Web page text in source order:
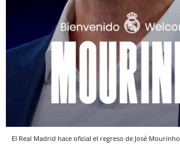
El Real Madrid hace oficial el regreso de José Mourinho